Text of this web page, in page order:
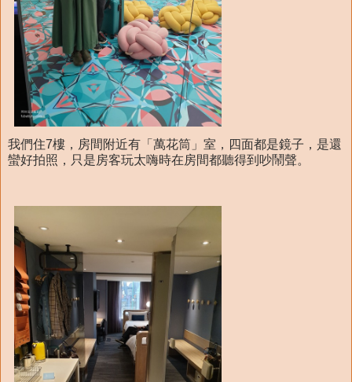
我們住7樓，房間附近有「萬花筒」室，四面都是鏡子，是還
蠻好拍照，只是房客玩太嗨時在房間都聽得到吵鬧聲。